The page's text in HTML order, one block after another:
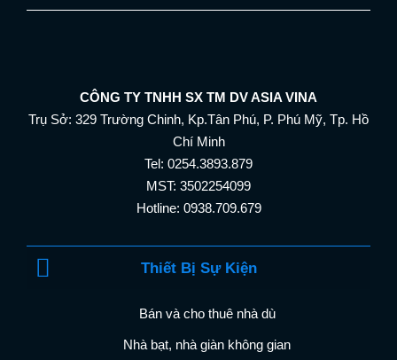
CÔNG TY TNHH SX TM DV ASIA VINA
Trụ Sở: 329 Trường Chinh, Kp.Tân Phú, P. Phú Mỹ, Tp. Hồ
Chí Minh
Tel: 0254.3893.879
MST: 3502254099
Hotline: 0938.709.679
Thiết Bị Sự Kiện
Bán và cho thuê nhà dù
Nhà bạt, nhà giàn không gian